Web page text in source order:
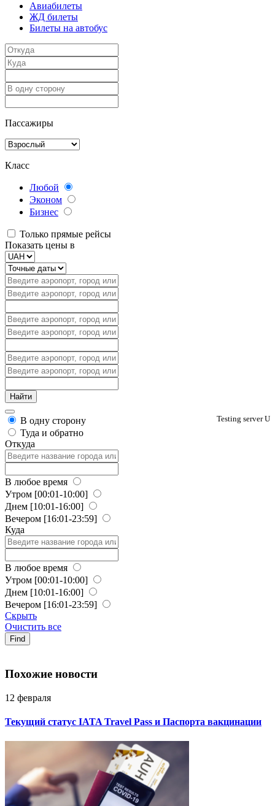
Авиабилеты
ЖД билеты
Билеты на автобус
Пассажиры
Класс
Любой
Эконом
Бизнес
Только прямые рейсы
Показать цены в
Testing server U
В одну сторону
Туда и обратно
Откуда
В любое время
Утром [00:01-10:00]
Днем [10:01-16:00]
Вечером [16:01-23:59]
Куда
В любое время
Утром [00:01-10:00]
Днем [10:01-16:00]
Вечером [16:01-23:59]
Скрыть
Очистить все
Find
Похожие новости
12 февраля
Текущий статус IATA Travel Pass и Паспорта вакцинации